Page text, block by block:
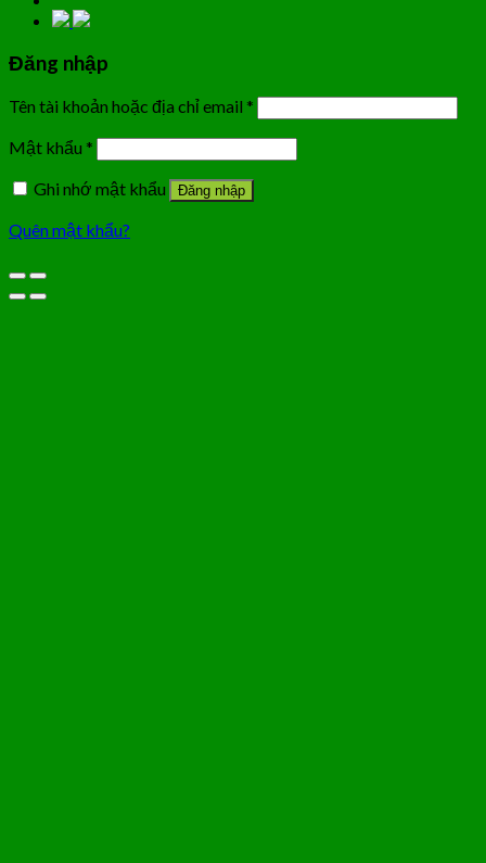
Đăng nhập
Tên tài khoản hoặc địa chỉ email *
Mật khẩu *
Ghi nhớ mật khẩu
Đăng nhập
Quên mật khẩu?